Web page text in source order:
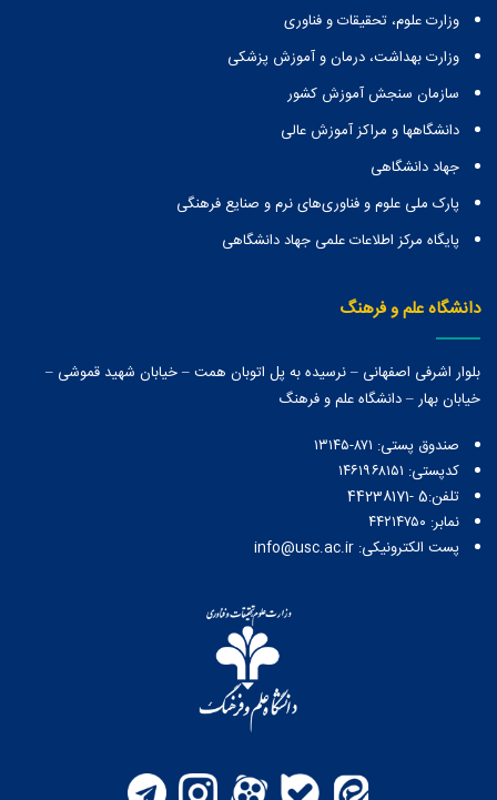
وزارت علوم، تحقیقات و فناوری
وزارت بهداشت، درمان و آموزش پزشکی
سازمان سنجش آموزش کشور
دانشگاهها و مراكز آموزش عالی
جهاد دانشگاهی
پارک ملی علوم و فناوری‌های نرم و صنایع فرهنگی
پایگاه مرکز اطلاعات علمی جهاد دانشگاهی
دانشگاه علم و فرهنگ
بلوار اشرفی اصفهانی – نرسیده به پل اتوبان همت – خیابان شهید قموشی –
خیابان بهار – دانشگاه علم و فرهنگ
صندوق پستی:‌ ۸۷۱-۱۳۱۴۵
کدپستی: ۱۴۶۱۹۶۸۱۵۱
تلفن:5 -44238171
نمابر: ۴۴۲۱۴۷۵۰
پست الکترونیکی: info@usc.ac.ir